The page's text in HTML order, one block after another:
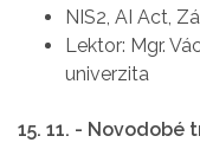
NIS2, AI Act,
Lektor: Mgr.
univerzita
15. 11. - Novodobé